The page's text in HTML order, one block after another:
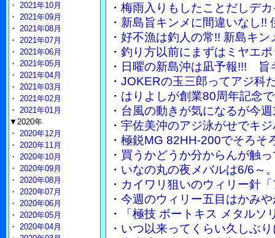
・ 梅雨入りもしたことだしデ
・ 新島旨キンメに間違いなし!!
・ 好不漁は釣人の常!! 新島キ
・ 釣り方以前にまずはミヤエ
・ 日曜の新島沖は凪予報!!! 旨
・ JOKERの玉三郎ってアジ科
・ はりよしが創業80周年記念
・ 台風の動きが気になるが今
・ 宇佐美沖のアジ泳がせでキ
・ 極鋭MG 82HH-200でそろそ
・ 買うかどうか分からんが触
・ いなの丸の夜メバルは6/6～
・ カイワリ狙いのウィリー針
・ 今週のウィリー五目はかみ
・
「極技 ボートキス メタル
・ いつ以来ってくらい久しぶ
・ 2021年10月
・ 2021年09月
・ 2021年08月
・ 2021年07月
・ 2021年06月
・ 2021年05月
・ 2021年04月
・ 2021年03月
・ 2021年02月
・ 2021年01月
▼2020年
・ 2020年12月
・ 2020年11月
・ 2020年10月
・ 2020年09月
・ 2020年08月
・ 2020年07月
・ 2020年06月
・ 2020年05月
・ 2020年04月